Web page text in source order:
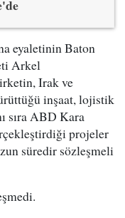
eyaletinin Baton
Arkel
Irak ve
inşaat, lojistik
sıra ABD Kara
projeler
süredir sözleşmeli